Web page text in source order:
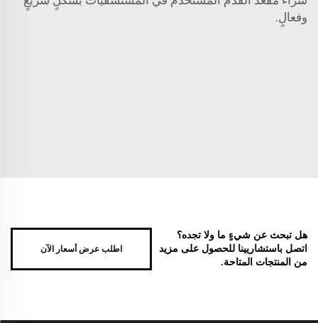
وفعالٍ.
هل تبحث عن شيءٍ ما ولا تجده؟
اتصل باستشاريينا للحصول على مزيد
من المنتجات المتاحة.
اطلب عرض أسعار الآن